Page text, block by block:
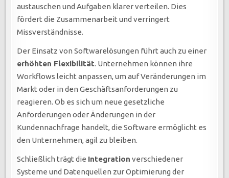
austauschen und Aufgaben klarer verteilen. Dies
fördert die Zusammenarbeit und verringert
Missverständnisse.
Der Einsatz von Softwarelösungen führt auch zu einer
erhöhten Flexibilität. Unternehmen können ihre
Workflows leicht anpassen, um auf Veränderungen im
Markt oder in den Geschäftsanforderungen zu
reagieren. Ob es sich um neue gesetzliche
Anforderungen oder Änderungen in der
Kundennachfrage handelt, die Software ermöglicht es
den Unternehmen, agil zu bleiben.
Schließlich trägt die Integration verschiedener
Systeme und Datenquellen zur Optimierung der